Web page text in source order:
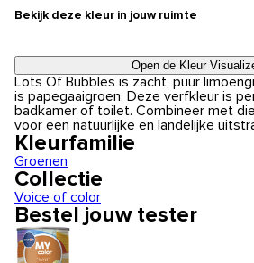
Bekijk deze kleur in jouw ruimte
Open de Kleur
Lots Of Bubbles is zacht, puur
is papegaaigroen. Deze verfkleur is
badkamer of toilet. Combineer met
voor een natuurlijke en landelijke
Kleurfamilie
Groenen
Collectie
Voice of color
Bestel jouw tester